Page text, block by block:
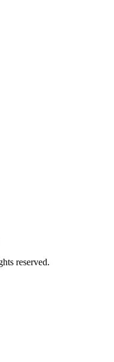
reserved.